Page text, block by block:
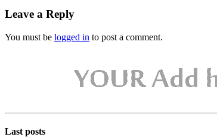
Leave a Reply
You must be logged in to post a comment.
Last posts